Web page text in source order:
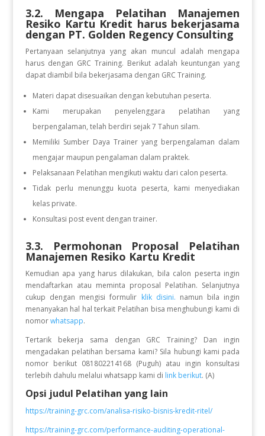
3.2. Mengapa Pelatihan Manajemen
Resiko Kartu Kredit harus bekerjasama
dengan PT. Golden Regency Consulting
Pertanyaan selanjutnya yang akan muncul adalah mengapa
harus dengan GRC Training. Berikut adalah keuntungan yang
dapat diambil bila bekerjasama dengan GRC Training.
Materi dapat disesuaikan dengan kebutuhan peserta.
Kami merupakan penyelenggara pelatihan yang
berpengalaman, telah berdiri sejak 7 Tahun silam.
Memiliki Sumber Daya Trainer yang berpengalaman dalam
mengajar maupun pengalaman dalam praktek.
Pelaksanaan Pelatihan mengikuti waktu dari calon peserta.
Tidak perlu menunggu kuota peserta, kami menyediakan
kelas private.
Konsultasi post event dengan trainer.
3.3. Permohonan Proposal Pelatihan
Manajemen Resiko Kartu Kredit
Kemudian apa yang harus dilakukan, bila calon peserta ingin
mendaftarkan atau meminta proposal Pelatihan. Selanjutnya
cukup dengan mengisi formulir klik disini. namun bila ingin
menanyakan hal hal terkait Pelatihan bisa menghubungi kami di
nomor whatsapp.
Tertarik bekerja sama dengan GRC Training? Dan ingin
mengadakan pelatihan bersama kami? Sila hubungi kami pada
nomor berikut 081802214168 (Puguh) atau ingin konsultasi
terlebih dahulu melalui whatsapp kami di link berikut. (A)
Opsi judul Pelatihan yang lain
https://training-grc.com/analisa-risiko-bisnis-kredit-ritel/
https://training-grc.com/performance-auditing-operational-